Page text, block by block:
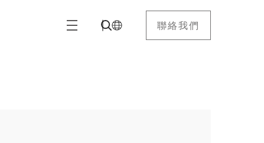
聯絡我們